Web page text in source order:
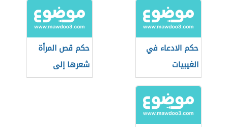
حكم الادعاء في
الغيبيات
حكم قص المرأة
شعرها إلى
الأذنين